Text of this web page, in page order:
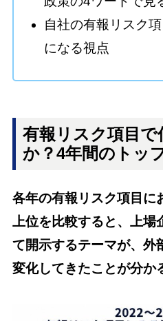
自社の有報リスク
になる視点
有報リスク項目
か？4年間のトッ
各年の有報リスク項目に
上位を比較すると、上場
て開示するテーマが、外
変化してきたことが分か